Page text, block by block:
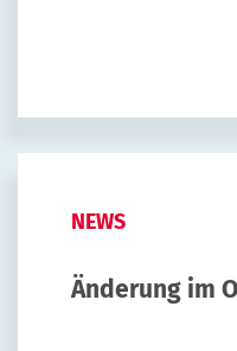
NEWS
Änderung im